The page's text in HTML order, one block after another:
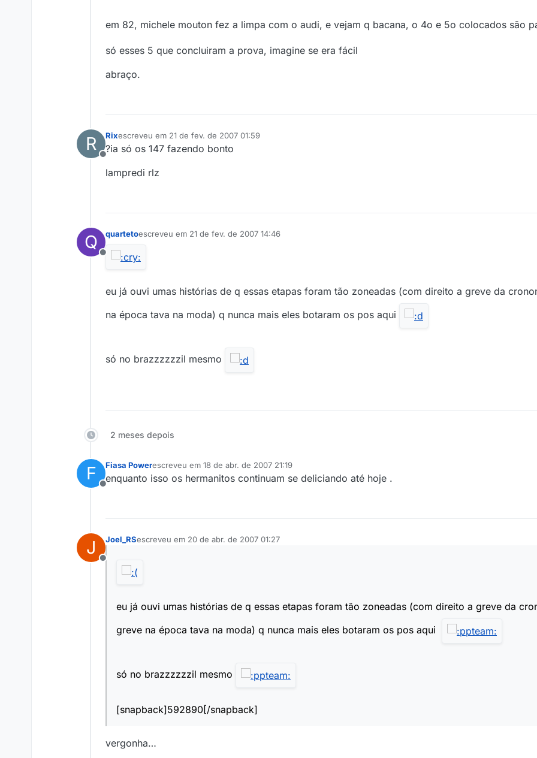
em 82, michele mouton fez a limpa com o audi, e vejam q bacana, o 4o e 5o colocados são
só esses 5 que concluiram a prova, imagine se era fácil
abraço.
R
Offline
Rixescreveu em 21 de fev. de 2007 01:59
última edição por
?ia só os 147 fazendo bonto
lampredi rlz
Q
Offline
quartetoescreveu em 21 de fev. de 2007 14:46
última edição por
eu já ouvi umas histórias de q essas etapas foram tão zoneadas (com direito a greve da
na época tava na moda) q nunca mais eles botaram os pos aqui
só no brazzzzzzil mesmo
2 meses depois
F
Offline
Fiasa Powerescreveu em 18 de abr. de 2007 21:19
última edição por
enquanto isso os hermanitos continuam se deliciando até hoje .
J
Offline
Joel_RSescreveu em 20 de abr. de 2007 01:27
última edição por
eu já ouvi umas histórias de q essas etapas foram tão zoneadas (com direito a greve da
greve na época tava na moda) q nunca mais eles botaram os pos aqui
só no brazzzzzzil mesmo
[snapback]592890[/snapback]
vergonha…